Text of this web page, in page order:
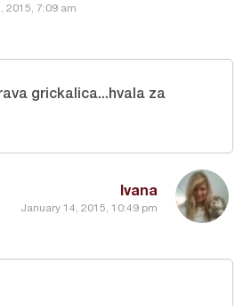
2015, 7:09 am
Ivana
January 14, 2015, 10:49 pm
grickalica...hvala za